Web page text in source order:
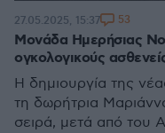
Μονάδα Ημερήσιας
ογκολογικούς
Η δημιουργία της
τη δωρήτρια
σειρά, μετά από του
27.05.2025, 15:37 53